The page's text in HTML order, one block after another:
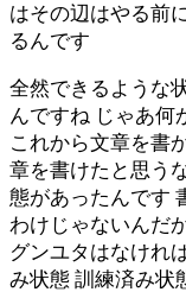
はその辺はやる前
るんです
全然できるような
んですね じゃあ何
これから文章を書
章を書けたと思う
態があったんです
わけじゃないんだ
グンユタはなけれ
み状態 訓練済み状